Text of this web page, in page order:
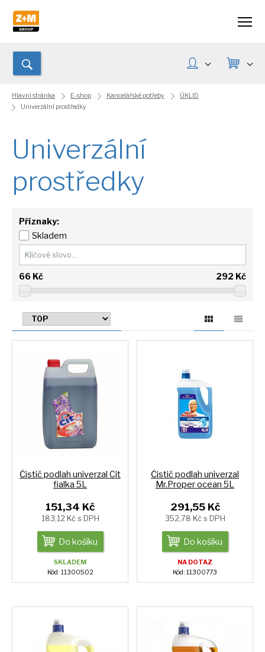
Hlavní stránka E-shop Kancelářské potřeby
ÚKLID
Univerzální prostředky
Univerzální
prostředky
Příznaky:
Skladem
66Kč 292 Kč
Čistič podlah univerzal Cit
fialka 5L
151,34 Kč
183,12 Kč s DPH
Do košíku
SKLADEM
Kód: 11300502
Čistič podlah univerzal
Mr.Proper ocean 5L
291,55 Kč
352,78 Kč s DPH
Do košíku
NA DOTAZ
Kód: 11300773